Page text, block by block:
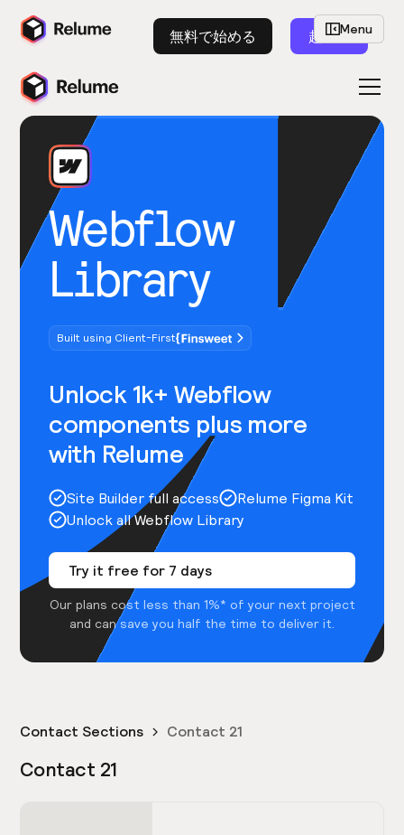
無料で始める 起動
Webflow
Library
Built using Client-First
Unlock 1k+ Webflow
components plus more
with Relume
Site Builder full access
Relume Figma Kit
Unlock all Webflow Library
Try it free for 7 days
Our plans cost less than 1%* of your next project
and can save you half the time to deliver it.
Menu
Contact Sections Contact 21
Contact 21